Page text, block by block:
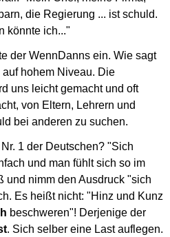
die Regierung ... ist schuld.
könnte ich..."
der WennDanns ein. Wie sagt
hohem Niveau. Die
uns leicht gemacht und oft
von Eltern, Lehrern und
bei anderen zu suchen.
1 der Deutschen? "Sich
und man fühlt sich so im
und nimm den Ausdruck "sich
Es heißt nicht: "Hinz und Kunz
beschweren"! Derjenige der
. Sich selber eine Last auflegen.